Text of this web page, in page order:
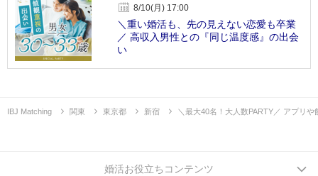
8/10(月) 17:00
＼重い婚活も、先の見えない恋愛も卒業
／ 高収入男性との『同じ温度感』の出会
い
IBJ Matching 関東 東京都 新宿 ＼最大40名！大人数PARTY／ アプリや
婚活お役立ちコンテンツ